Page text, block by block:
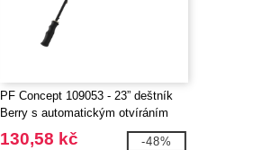
PF Concept 109053 - 23” deštník
Berry s automatickým otvíráním
130,58 kč -48%